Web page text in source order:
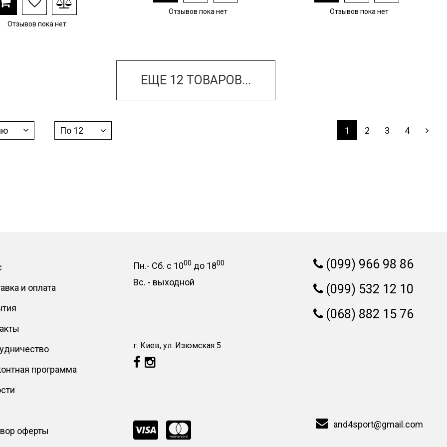
Отзывов пока нет
Отзывов пока нет Отзывов пока нет
ЕЩЕ 12 ТОВАРОВ...
По 12 1 2 3 4
и оплата
программа
оферты
Пн.- Сб. с 1000 до 1800
Вс. - выходной
г. Киев, ул. Изюмская 5
(099) 966 98 86
(099) 532 12 10
(068) 882 15 76
and4sport@gmail.com